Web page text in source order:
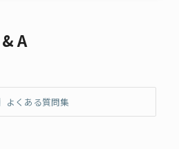
A
よくある質問集